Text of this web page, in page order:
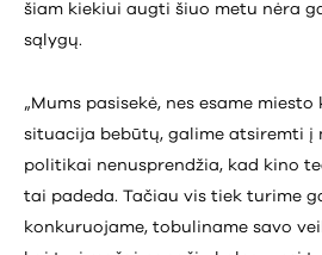
šiam kiekiui augti šiuo metu nėra
sąlygų.
„Mums pasisekė, nes esame
situacija bebūtų, galime atsiremti į
politikai nenusprendžia, kad kino
tai padeda. Tačiau vis tiek turime
konkuruojame, tobuliname savo